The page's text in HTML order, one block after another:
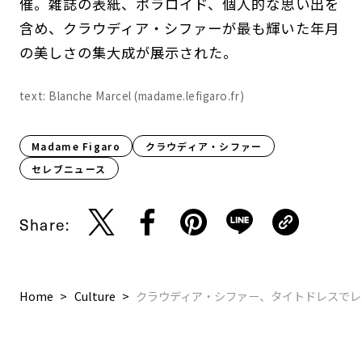
含め、クラウディア・シファーが最も輝いた年月
の美しさの集大成が展示された。
text: Blanche Marcel (madame.lefigaro.fr)
Madame Figaro
クラウディア・シファー
セレブニュース
Share:
Home Culture クラウディア・シファー、タイトドレスで